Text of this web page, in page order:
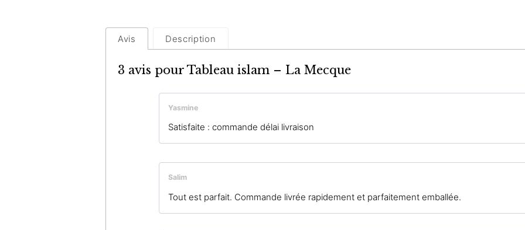
Avis Description
3 avis pour Tableau islam – La Mecque
Yasmine
Satisfaite : commande délai livraison
Salim
Tout est parfait. Commande livrée rapidement et parfaitement emballée.